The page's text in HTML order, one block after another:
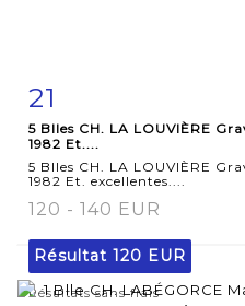
détaillée
21
5 Blles CH. LA LOUVIÈRE
1982 Et....
5 Blles CH. LA LOUVIÈRE
1982 Et. excellentes....
120 - 140 EUR
Résultat 120 EUR
Résultats sans frais